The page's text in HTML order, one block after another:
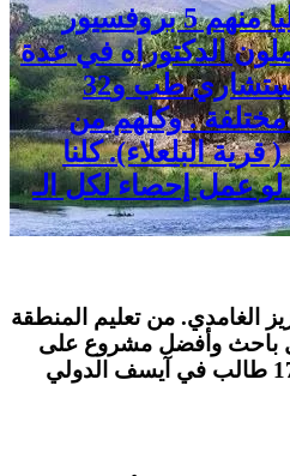
83 حاملي مؤهلات عليا منهم 5 بروفسيور
أطباء و32 يحملون الدكتوراه في عدة
تخصصات وعدد 14 استشاري طب و32
. وكلهم من
البلعلاء). كلنا
عمل إحصاء لكل الـ
الغامدي. من تعليم المنطقة
باحث وأفضل مشروع على
مستوى العالم من بين 1700 طالب في آيسف الدولي